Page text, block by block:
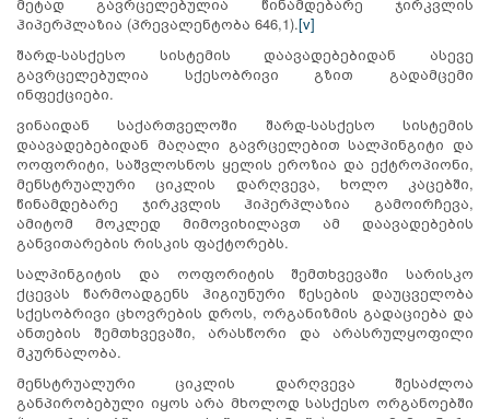
ჰიპერპლაზია (პრევალენტობა 646,1).[v]
შარდ-სასქესო სისტემის დაავადებებიდან ასევე
გავრცელებულია სქესობრივი გზით გადამცემი
ინფექციები.
ვინაიდან საქართველოში შარდ-სასქესო სისტემის
დაავადებებიდან მაღალი გავრცელებით სალპინგიტი და
ოოფორიტი, საშვლოსნოს ყელის ეროზია და ექტროპიონი,
მენსტრუალური ციკლის დარღვევა, ხოლო კაცებში,
წინამდებარე ჯირკვლის ჰიპერპლაზია გამოირჩევა,
ამიტომ მოკლედ მიმოვიხილავთ ამ დაავადებების
განვითარების რისკის ფაქტორებს.
სალპინგიტის და ოოფორიტის შემთხვევაში სარისკო
ქცევას წარმოადგენს ჰიგიუნური წესების დაუცველობა
სქესობრივი ცხოვრების დროს, ორგანიზმის გადაციება და
ანთების შემთხვევაში, არასწორი და არასრულყოფილი
მკურნალობა.
მენსტრუალური ციკლის დარღვევა შესაძლოა
განპირობებული იყოს არა მხოლოდ სასქესო ორგანოებში